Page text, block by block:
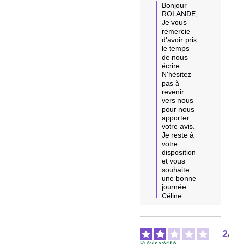
Bonjour
ROLANDE,
Je vous
remercie
d'avoir pris
le temps
de nous
écrire.
N'hésitez
pas à
revenir
vers nous
pour nous
apporter
votre avis.
Je reste à
votre
disposition
et vous
souhaite
une bonne
journée.
Céline.
2